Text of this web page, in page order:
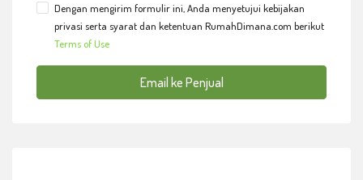
Dengan mengirim formulir ini, Anda menyetujui kebijakan
privasi serta syarat dan ketentuan RumahDimana.com berikut
Terms of Use
Email ke Penjual